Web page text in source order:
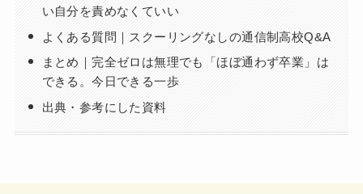
い自分を責めなくていい
よくある質問｜スクーリングなしの通信制高校Q&A
まとめ｜完全ゼロは無理でも「ほぼ通わず卒業」は
できる。今日できる一歩
出典・参考にした資料